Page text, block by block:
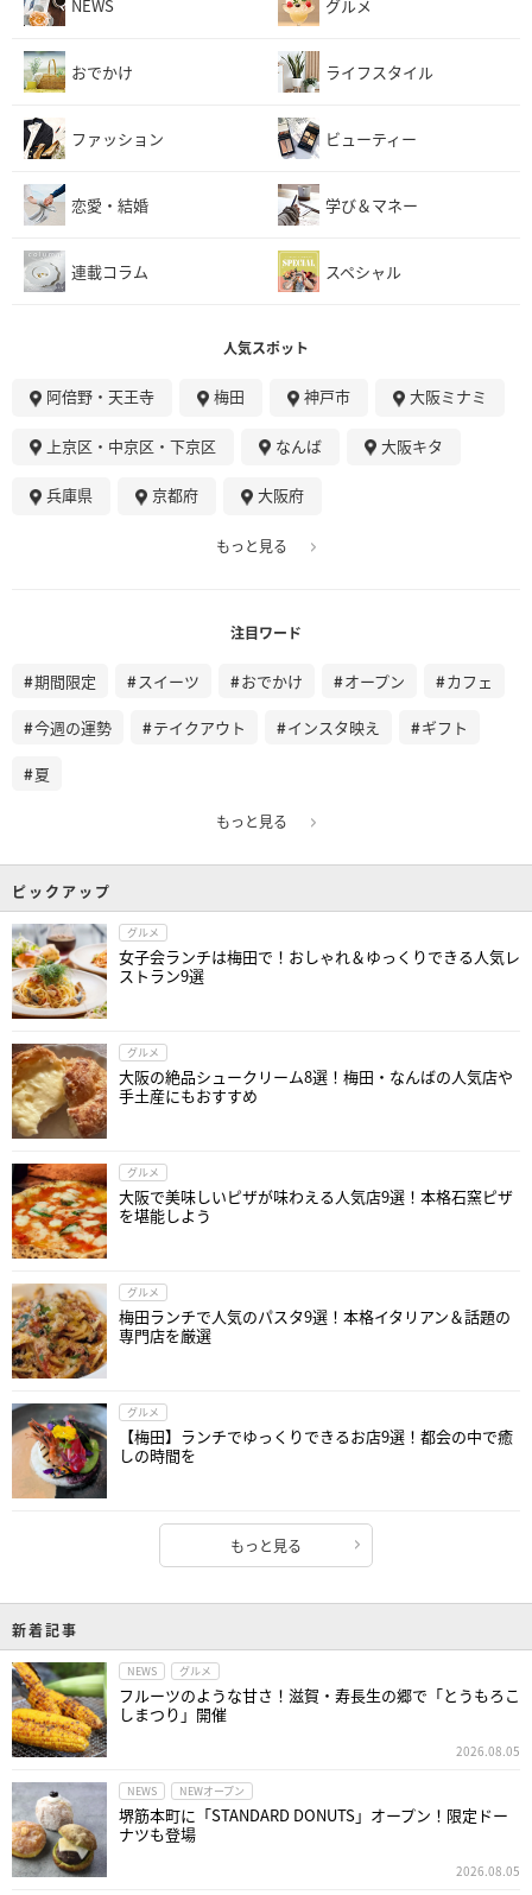
NEWS グルメ
おでかけ ライフスタイル
ファッション ビューティー
恋愛・結婚 学び＆マネー
連載コラム スペシャル
人気スポット
阿倍野・天王寺 梅田 神戸市 大阪ミナミ
上京区・中京区・下京区 なんば 大阪キタ
兵庫県 京都府 大阪府
もっと見る
注目ワード
期間限定 スイーツ おでかけ オープン カフェ
今週の運勢 テイクアウト インスタ映え ギフト
夏
もっと見る
ピックアップ
グルメ
女子会ランチは梅田で！おしゃれ＆ゆっくりできる人気レ
ストラン9選
グルメ
大阪の絶品シュークリーム8選！梅田・なんばの人気店や
手土産にもおすすめ
グルメ
大阪で美味しいピザが味わえる人気店9選！本格石窯ピザ
を堪能しよう
グルメ
梅田ランチで人気のパスタ9選！本格イタリアン＆話題の
専門店を厳選
グルメ
【梅田】ランチでゆっくりできるお店9選！都会の中で癒
しの時間を
もっと見る
新着記事
NEWS グルメ
フルーツのような甘さ！滋賀・寿長生の郷で「とうもろこ
しまつり」開催
2026.08.05
NEWS NEWオープン
堺筋本町に「STANDARD DONUTS」オープン！限定ドー
ナツも登場
2026.08.05